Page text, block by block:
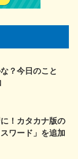
？今日のこと
！カタカナ版の
ワード」を追加